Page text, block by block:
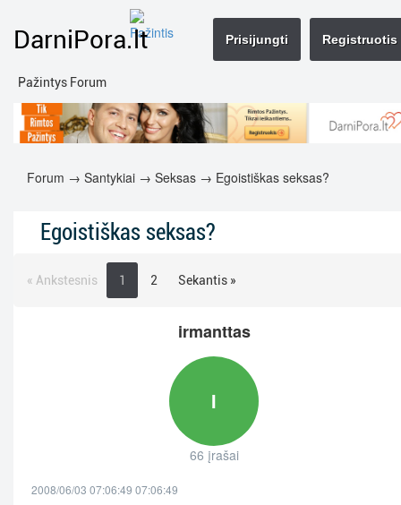
DarniPora.lt
Pažintys Forum
Registruotis
Prisijungti
Forum → Santykiai → Seksas → Egoistiškas seksas?
Egoistiškas seksas?
« Ankstesnis 1 2 Sekantis »
irmanttas
I
66 įrašai
2008/06/03 07:06:49 07:06:49